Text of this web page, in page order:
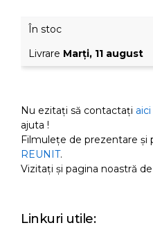
În stoc
Livrare Marţi, 11 august
Nu ezitați să contactați aici
ajuta !
Filmulețe de prezentare și
REUNIT.
Vizitați și pagina noastră
Linkuri utile: